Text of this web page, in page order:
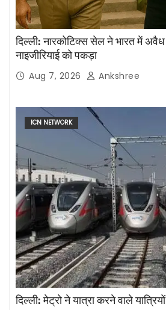
दिल्ली: नारकोटिक्स सेल ने भारत में
नाइजीरियाई को पकड़ा
Aug 7, 2026 Ankshree
ICN NETWORK
दिल्ली: मेट्रो ने यात्रा करने वाले